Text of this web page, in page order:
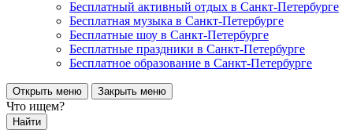
Бесплатный активный отдых в Санкт-Петербурге
Бесплатная музыка в Санкт-Петербурге
Бесплатные шоу в Санкт-Петербурге
Бесплатные праздники в Санкт-Петербурге
Бесплатное образование в Санкт-Петербурге
Открыть меню Закрыть меню
Что ищем?
Найти